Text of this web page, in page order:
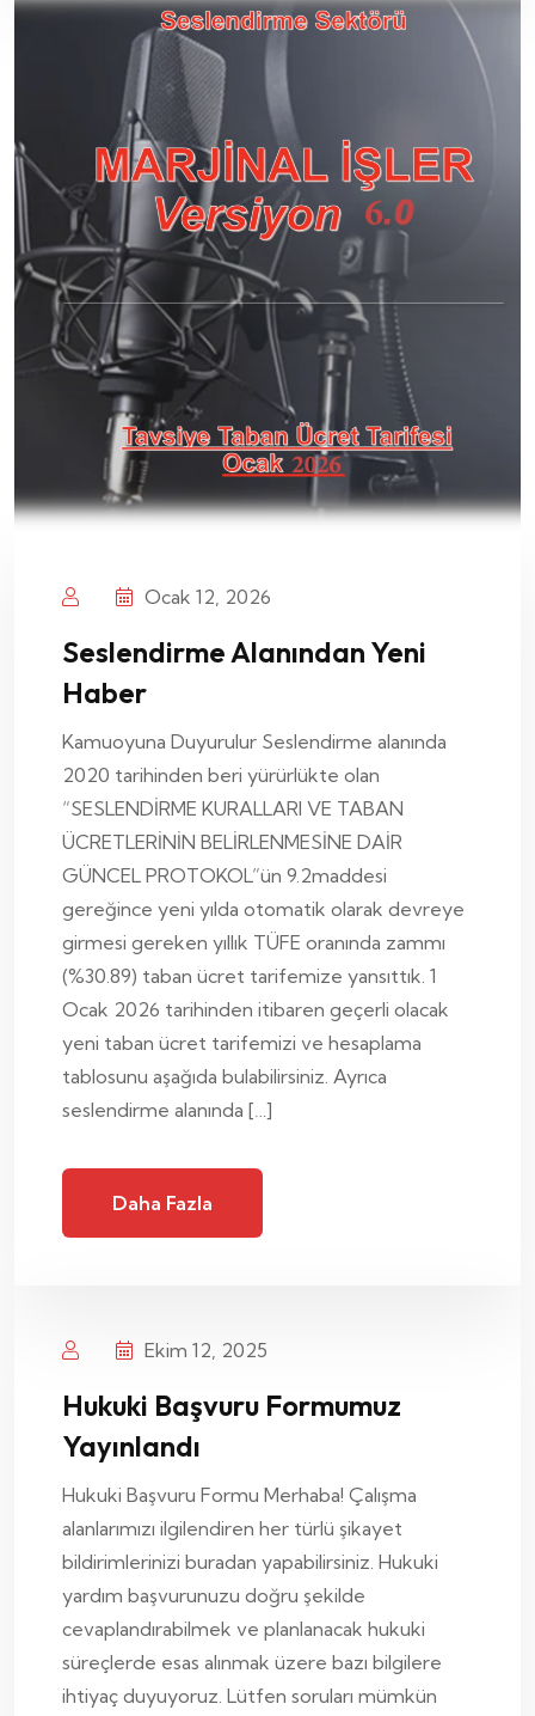
Ocak 12, 2026
Seslendirme Alanından Yeni
Haber
Kamuoyuna Duyurulur Seslendirme alanında
2020 tarihinden beri yürürlükte olan
“SESLENDİRME KURALLARI VE TABAN
ÜCRETLERİNİN BELİRLENMESİNE DAİR
GÜNCEL PROTOKOL”ün 9.2maddesi
gereğince yeni yılda otomatik olarak devreye
girmesi gereken yıllık TÜFE oranında zammı
(%30.89) taban ücret tarifemize yansıttık. 1
Ocak 2026 tarihinden itibaren geçerli olacak
yeni taban ücret tarifemizi ve hesaplama
tablosunu aşağıda bulabilirsiniz. Ayrıca
seslendirme alanında […]
Daha Fazla
Ekim 12, 2025
Hukuki Başvuru Formumuz
Yayınlandı
Hukuki Başvuru Formu Merhaba! Çalışma
alanlarımızı ilgilendiren her türlü şikayet
bildirimlerinizi buradan yapabilirsiniz. Hukuki
yardım başvurunuzu doğru şekilde
cevaplandırabilmek ve planlanacak hukuki
süreçlerde esas alınmak üzere bazı bilgilere
ihtiyaç duyuyoruz. Lütfen soruları mümkün